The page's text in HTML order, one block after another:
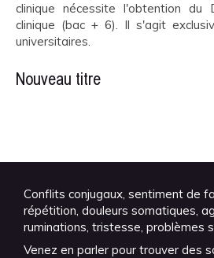
clinique nécessite l'obtention du
clinique (bac + 6). Il s'agit
universitaires.
Nouveau titre
Conflits conjugaux, sentiment de
répétition, douleurs somatiques,
ruminations, tristesse, problèmes
Venez en parler pour trouver des